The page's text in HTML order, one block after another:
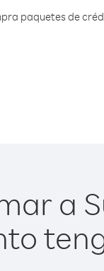
paquetes de
a